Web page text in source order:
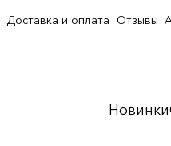
Новинки
Доставка и оплата Отзывы